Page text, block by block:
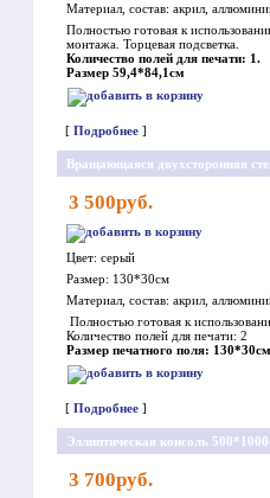
Материал, состав: акрил,
Полностью готовая к
монтажа. Торцевая подсветка.
Количество полей для печати: 1.
Размер 59,4*84,1см
[ Подробнее ]
Вращающаяся двухсторонняя
3 500руб.
Цвет: серый
Размер: 130*30см
Материал, состав: акрил,
Полностью готовая к
Количество полей для печати: 2
Размер печатного поля:
[ Подробнее ]
Эллиптическая консоль
3 700руб.